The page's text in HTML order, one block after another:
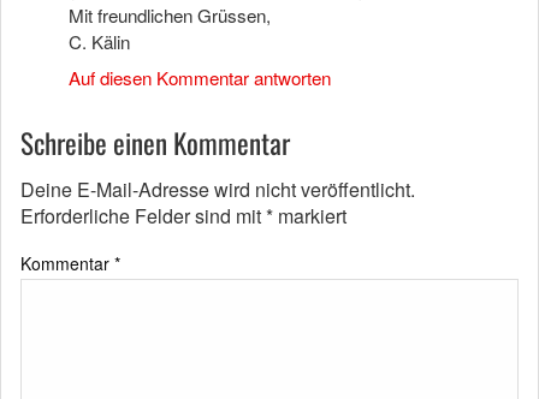
Mit freundlichen Grüssen,
C. Kälin
Auf diesen Kommentar antworten
Schreibe einen Kommentar
Deine E-Mail-Adresse wird nicht veröffentlicht.
Erforderliche Felder sind mit* markiert
Kommentar *